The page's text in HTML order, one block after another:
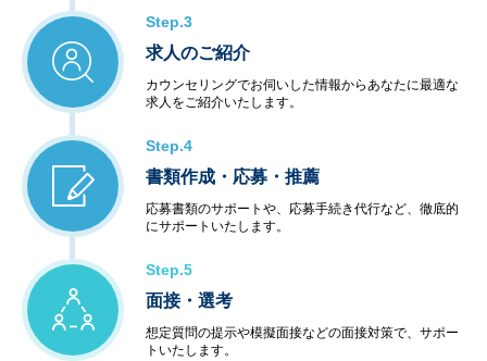
Step.3
求人のご紹介
カウンセリングでお伺いした情報からあなたに最適な
求人をご紹介いたします。
Step.4
書類作成・応募・推薦
応募書類のサポートや、応募手続き代行など、徹底的
にサポートいたします。
Step.5
面接・選考
想定質問の提示や模擬面接などの面接対策で、サポー
トいたします。